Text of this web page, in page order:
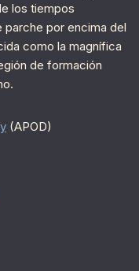
los tiempos
parche por encima del
como la magnífica
de formación
(APOD)